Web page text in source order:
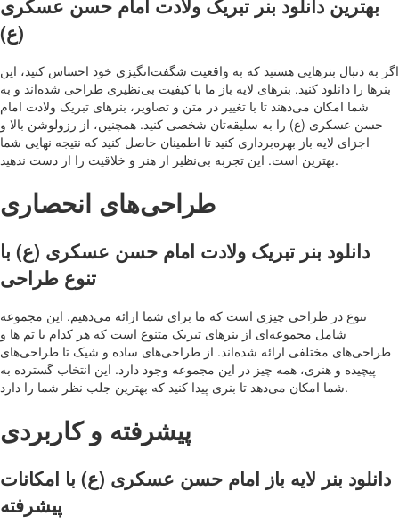
بهترین دانلود بنر تبریک ولادت امام حسن عسکری
(ع)
اگر به دنبال بنرهایی هستید که به واقعیت شگفت‌انگیزی خود احساس کنید، این
بنرها را دانلود کنید. بنرهای لایه باز ما با کیفیت بی‌نظیری طراحی شده‌اند و به
شما امکان می‌دهند تا با تغییر در متن و تصاویر، بنرهای تبریک ولادت امام
حسن عسکری (ع) را به سلیقه‌تان شخصی کنید. همچنین، از رزولوشن بالا و
اجزای لایه باز بهره‌برداری کنید تا اطمینان حاصل کنید که نتیجه نهایی شما
بهترین است. این تجربه بی‌نظیر از هنر و خلاقیت را از دست ندهید.
طراحی‌های انحصاری
دانلود بنر تبریک ولادت امام حسن عسکری (ع) با
تنوع طراحی
تنوع در طراحی چیزی است که ما برای شما ارائه می‌دهیم. این مجموعه
شامل مجموعه‌ای از بنرهای تبریک متنوع است که هر کدام با تم ها و
طراحی‌های مختلفی ارائه شده‌اند. از طراحی‌های ساده و شیک تا طراحی‌های
پیچیده و هنری، همه چیز در این مجموعه وجود دارد. این انتخاب گسترده به
شما امکان می‌دهد تا بنری پیدا کنید که بهترین جلب نظر شما را دارد.
پیشرفته و کاربردی
دانلود بنر لایه باز امام حسن عسکری (ع) با امکانات
پیشرفته